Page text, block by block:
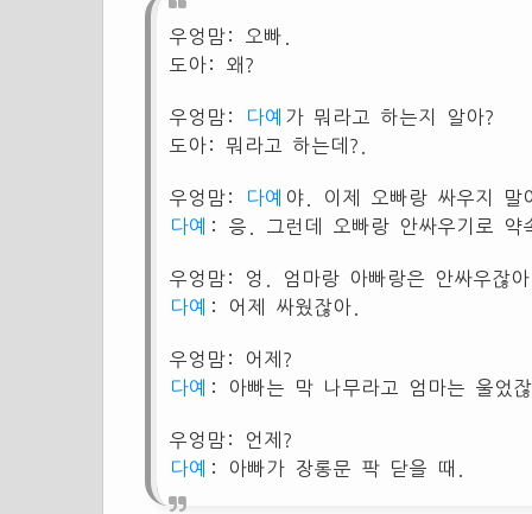
우엉맘: 오빠.
도아: 왜?
우엉맘: 다예 가 뭐라고 하는지 알아?
도아: 뭐라고 하는데?.
우엉맘: 다예 야. 이제 오빠랑 싸우지 말
다예
: 응. 그런데 오빠랑 안싸우기로 약
우엉맘: 엉. 엄마랑 아빠랑은 안싸우잖
다예
: 어제 싸웠잖아.
우엉맘: 어제?
다예
: 아빠는 막 나무라고 엄마는 울었
우엉맘: 언제?
다예
: 아빠가 장롱문 팍 닫을 때.